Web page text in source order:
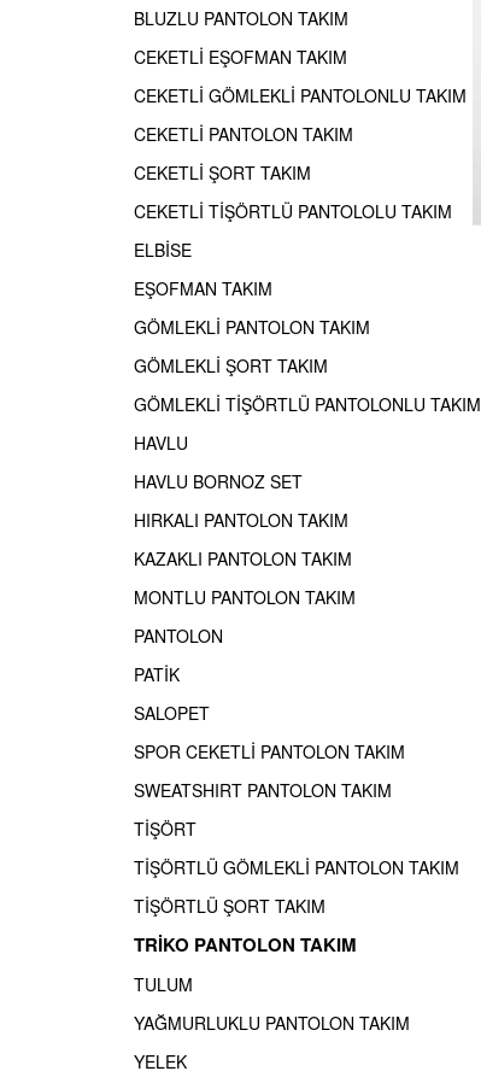
BLUZLU PANTOLON TAKIM
CEKETLİ EŞOFMAN TAKIM
CEKETLİ GÖMLEKLİ PANTOLONLU TAKIM
CEKETLİ PANTOLON TAKIM
CEKETLİ ŞORT TAKIM
CEKETLİ TİŞÖRTLÜ PANTOLOLU TAKIM
ELBİSE
EŞOFMAN TAKIM
GÖMLEKLİ PANTOLON TAKIM
GÖMLEKLİ ŞORT TAKIM
GÖMLEKLİ TİŞÖRTLÜ PANTOLONLU TAKIM
HAVLU
HAVLU BORNOZ SET
HIRKALI PANTOLON TAKIM
KAZAKLI PANTOLON TAKIM
MONTLU PANTOLON TAKIM
PANTOLON
PATİK
SALOPET
SPOR CEKETLİ PANTOLON TAKIM
SWEATSHIRT PANTOLON TAKIM
TİŞÖRT
TİŞÖRTLÜ GÖMLEKLİ PANTOLON TAKIM
TİŞÖRTLÜ ŞORT TAKIM
TRİKO PANTOLON TAKIM
TULUM
YAĞMURLUKLU PANTOLON TAKIM
YELEK